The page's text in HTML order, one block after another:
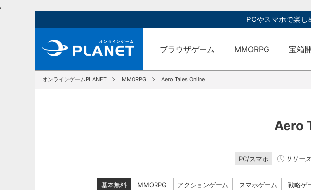
,
PCやスマホで楽し
ブラウザゲーム MMORPG 宝箱
オンラインゲームPLANET MMORPG Aero Tales Online
Aero
PC/スマホ リリー
基本無料 MMORPG アクションゲーム スマホゲーム 戦略ゲ